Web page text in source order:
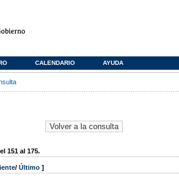
CALENDARIO AYUDA
151 al 175.
/ Último ]